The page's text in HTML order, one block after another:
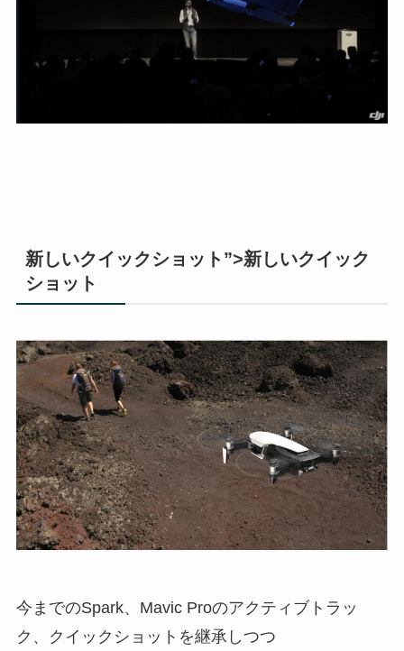
新しいクイックショット”>新しいクイック
ショット
今までのSpark、Mavic Proのアクティブトラッ
ク、クイックショットを継承しつつ